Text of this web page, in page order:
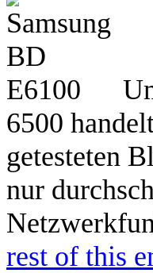
6500
getesteten
nur
rest of this